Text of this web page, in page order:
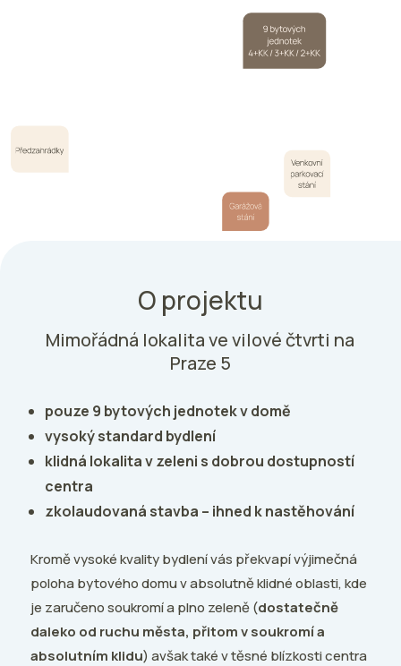
O projektu
Mimořádná lokalita ve vilové čtvrti na
Praze 5
pouze 9 bytových jednotek v domě
vysoký standard bydlení
klidná lokalita v zeleni s dobrou dostupností
centra
zkolaudovaná stavba – ihned k nastěhování
Kromě vysoké kvality bydlení vás překvapí výjimečná
poloha bytového domu v absolutně klidné oblasti, kde
je zaručeno soukromí a plno zeleně (dostatečně
daleko od ruchu města, přitom v soukromí a
absolutním klidu) avšak také v těsné blízkosti centra